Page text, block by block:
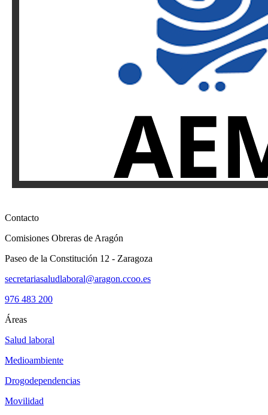
Contacto
Comisiones Obreras de Aragón
Paseo de la Constitución 12 - Zaragoza
secretariasaludlaboral@aragon.ccoo.es
976 483 200
Áreas
Salud laboral
Medioambiente
Drogodependencias
Movilidad